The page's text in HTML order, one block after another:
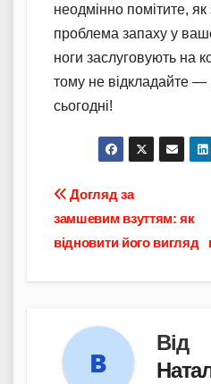
неодмінно помітите,
проблема запаху у
ноги заслуговують на
тому не відкладайте —
сьогодні!
Навігація
записів
Догляд за
замшевим взуттям: як
відновити його вигляд
Від